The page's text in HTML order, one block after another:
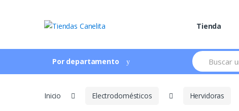
Tienda
Por departamento
S
e
a
c
h
Inicio Electrodomésticos Hervidoras